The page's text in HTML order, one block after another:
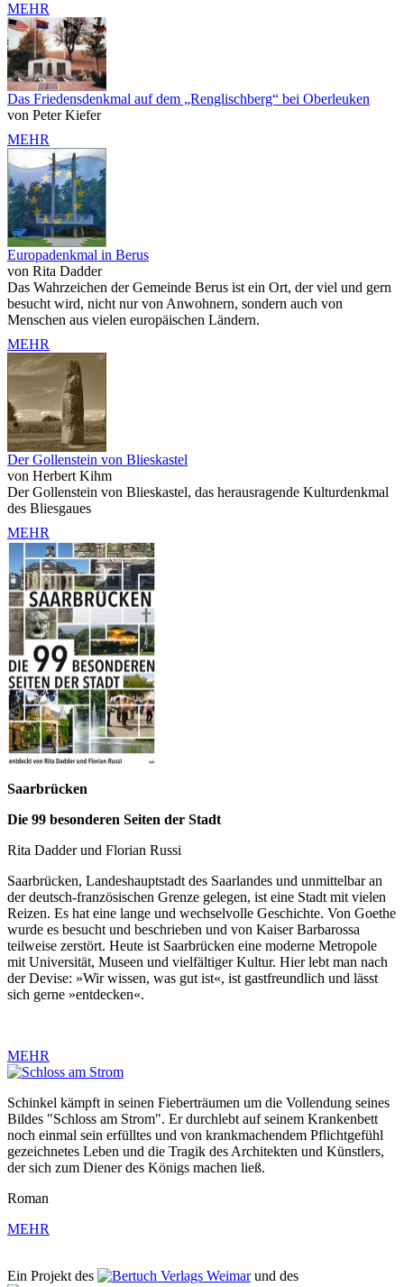
MEHR
Das Friedensdenkmal auf dem „Renglischberg“ bei Oberleuken
von Peter Kiefer
MEHR
Europadenkmal in Berus
von Rita Dadder
Das Wahrzeichen der Gemeinde Berus ist ein Ort, der viel und gern
besucht wird, nicht nur von Anwohnern, sondern auch von
Menschen aus vielen europäischen Ländern.
MEHR
Der Gollenstein von Blieskastel
von Herbert Kihm
Der Gollenstein von Blieskastel, das herausragende Kulturdenkmal
des Bliesgaues
MEHR
Saarbrücken
Die 99 besonderen Seiten der Stadt
Rita Dadder und Florian Russi
Saarbrücken, Landeshauptstadt des Saarlandes und unmittelbar an
der deutsch-französischen Grenze gelegen, ist eine Stadt mit vielen
Reizen. Es hat eine lange und wechselvolle Geschichte. Von Goethe
wurde es besucht und beschrieben und von Kaiser Barbarossa
teilweise zerstört. Heute ist Saarbrücken eine moderne Metropole
mit Universität, Museen und vielfältiger Kultur. Hier lebt man nach
der Devise: »Wir wissen, was gut ist«, ist gastfreundlich und lässt
sich gerne »entdecken«.
MEHR
Schinkel kämpft in seinen Fieberträumen um die Vollendung seines
Bildes "Schloss am Strom". Er durchlebt auf seinem Krankenbett
noch einmal sein erfülltes und von krankmachendem Pflichtgefühl
gezeichnetes Leben und die Tragik des Architekten und Künstlers,
der sich zum Diener des Königs machen ließ.
Roman
MEHR
Ein Projekt des Verlags Weimarund des